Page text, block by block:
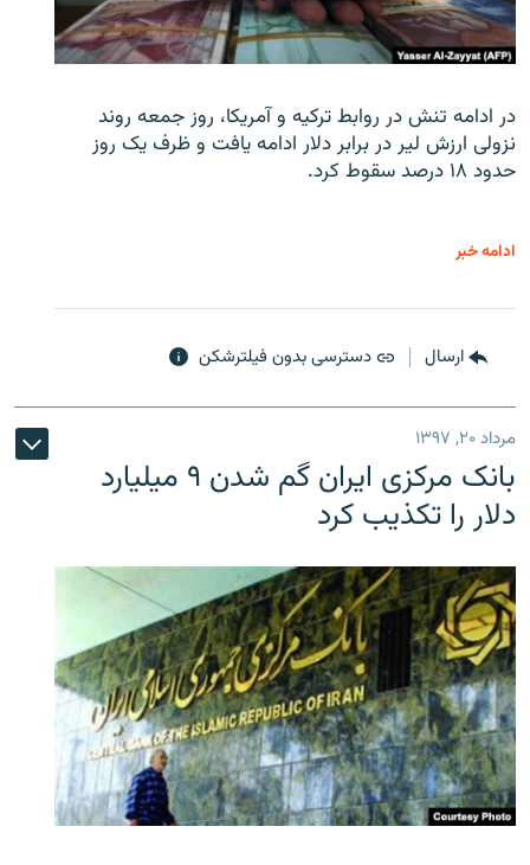
در ادامه تنش در روابط ترکیه و آمریکا، روز جمعه روند
نزولی ارزش لیر در برابر دلار ادامه یافت و ظرف یک روز
حدود ۱۸ درصد سقوط کرد.
ادامه خبر
ارسال دسترسی بدون فیلترشکن
مرداد ۲۰, ۱۳۹۷
بانک مرکزی ایران گم شدن ۹ میلیارد
دلار را تکذیب کرد